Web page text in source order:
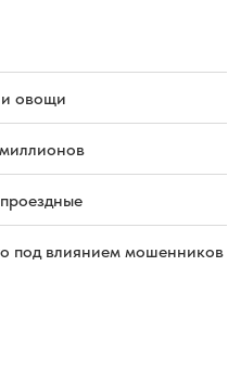
овощи
под влиянием мошенников